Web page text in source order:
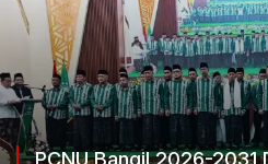
PCNU Bangil 2026-2031